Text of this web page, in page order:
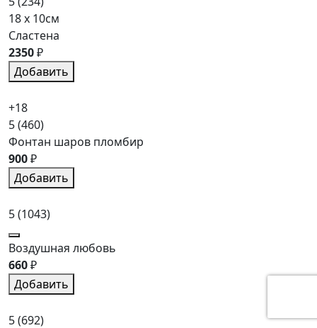
18 x 10см
Сластена
2350₽
Добавить
+18
5(460)
Фонтан шаров пломбир
900₽
Добавить
5(1043)
Воздушная любовь
660₽
Добавить
5(692)